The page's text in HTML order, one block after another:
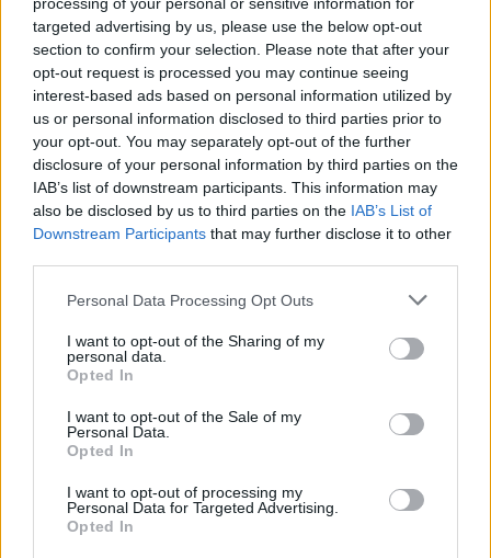
targeted advertising by us, please use the below opt-out
section to confirm your selection. Please note that after your
opt-out request is processed you may continue seeing
interest-based ads based on personal information utilized by
us or personal information disclosed to third parties prior to
your opt-out. You may separately opt-out of the further
disclosure of your personal information by third parties on the
IAB’s list of downstream participants. This information may
also be disclosed by us to third parties on the IAB’s List of
Downstream Participants that may further disclose it to other
Please note that this website/app uses one or more Google
not limited to your visit or usage behaviour. You may click to
grant or deny consent to Google and its third-party tags to
use your data for below specified purposes in below Google
consent section.
Personal Data Processing Opt Outs
I want to opt-out of the Sharing of my
personal data.
Opted In
I want to opt-out of the Sale of my
Personal Data.
Opted In
I want to opt-out of processing my
Personal Data for Targeted Advertising.
Opted In
A gyermekek és fiatalok körében ma már 65–75
aránya, vagyis szinte minden második–harmadik
alatt alakulnak ki, ezért nem feltűnőek, és a szülők
gyakran csak akkor veszik észre őket, amikor már
sokkal nehezebb hatékonyan
beavatkozni. Fogorvos tanácsai.
Másképp is lehet: Pozitív
Fegyelmezés az iskolában